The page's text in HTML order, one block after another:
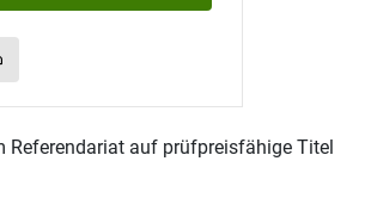
Referendariat auf prüfpreisfähige Titel